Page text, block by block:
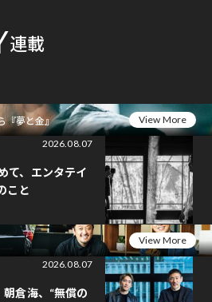
連載
『夢と金』
View More
2026.08.07
て、エンタテイ
こと
View More
2026.08.07
倉海、“無償の